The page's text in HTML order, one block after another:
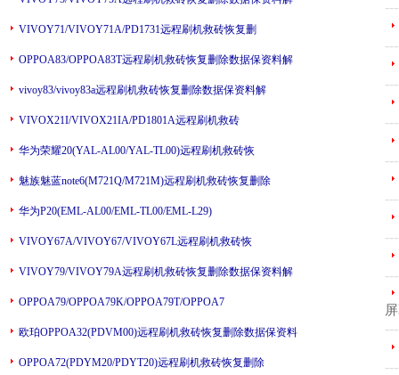
VIVOY71/VIVOY71A/PD1731远程刷机救砖恢复删
OPPOA83/OPPOA83T远程刷机救砖恢复删除数据保资料解
vivoy83/vivoy83a远程刷机救砖恢复删除数据保资料解
VIVOX21I/VIVOX21IA/PD1801A远程刷机救砖
华为荣耀20(YAL-AL00/YAL-TL00)远程刷机救砖恢
魅族魅蓝note6(M721Q/M721M)远程刷机救砖恢复删除
华为P20(EML-AL00/EML-TL00/EML-L29)
VIVOY67A/VIVOY67/VIVOY67L远程刷机救砖恢
VIVOY79/VIVOY79A远程刷机救砖恢复删除数据保资料解
OPPOA79/OPPOA79K/OPPOA79T/OPPOA7
欧珀OPPOA32(PDVM00)远程刷机救砖恢复删除数据保资料
OPPOA72(PDYM20/PDYT20)远程刷机救砖恢复删除